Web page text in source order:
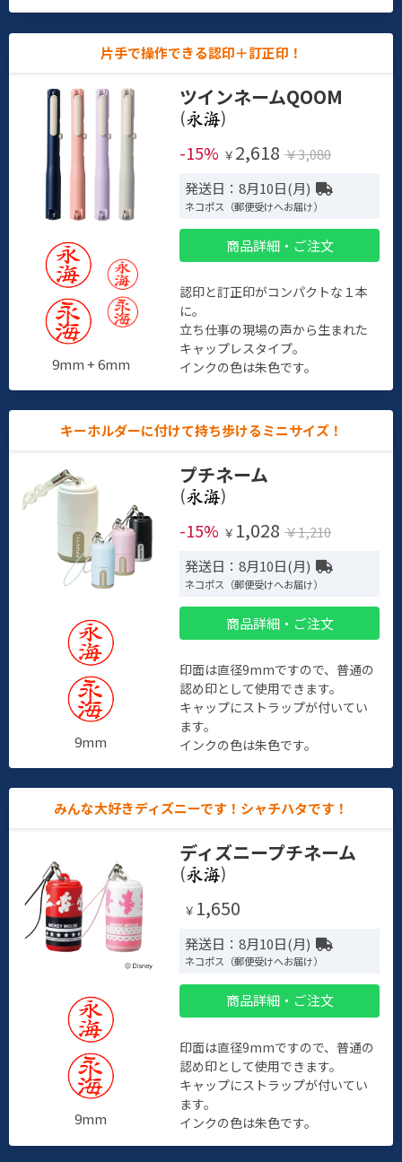
片手で操作できる認印＋訂正印！
9mm + 6mm
ツインネームQOOM
(
)
-15% ￥ 2,618 ￥3,080
発送日：8月10日(月)
ネコポス（郵便受けへお届け）
商品詳細・ご注文
認印と訂正印がコンパクトな１本
に。
立ち仕事の現場の声から生まれた
キャップレスタイプ。
インクの色は朱色です。
キーホルダーに付けて持ち歩けるミニサイズ！
9mm
プチネーム
(
)
-15% ￥ 1,028 ￥1,210
発送日：8月10日(月)
ネコポス（郵便受けへお届け）
商品詳細・ご注文
印面は直径9mmですので、普通の
認め印として使用できます。
キャップにストラップが付いてい
ます。
インクの色は朱色です。
みんな大好きディズニーです！シャチハタです！
9mm
ディズニープチネーム
( )
￥ 1,650
発送日：8月10日(月)
ネコポス（郵便受けへお届け）
商品詳細・ご注文
印面は直径9mmですので、普通の
認め印として使用できます。
キャップにストラップが付いてい
ます。
インクの色は朱色です。